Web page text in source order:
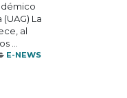
La
al
...
E-NEWS